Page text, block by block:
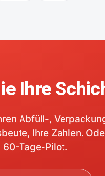
Ihre
Abfüll-,
Ihre Zahlen.
60-Tage-Pilot.